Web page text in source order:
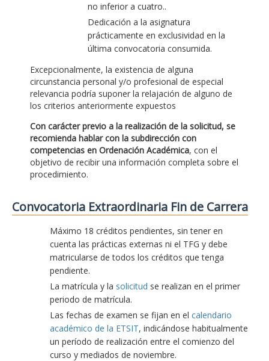
no inferior a cuatro..
Dedicación a la asignatura
prácticamente en exclusividad en la
última convocatoria consumida.
Excepcionalmente, la existencia de alguna
circunstancia personal y/o profesional de especial
relevancia podría suponer la relajación de alguno de
los criterios anteriormente expuestos
Con carácter previo a la realización de la solicitud, se
recomienda hablar con la subdirección con
competencias en Ordenación Académica, con el
objetivo de recibir una información completa sobre el
procedimiento.
Convocatoria Extraordinaria Fin de Carrera
Máximo 18 créditos pendientes, sin tener en
cuenta las prácticas externas ni el TFG y debe
matricularse de todos los créditos que tenga
pendiente.
La matrícula y la solicitud se realizan en el primer
periodo de matrícula.
Las fechas de examen se fijan en el calendario
académico de la ETSIT, indicándose habitualmente
un período de realización entre el comienzo del
curso y mediados de noviembre.